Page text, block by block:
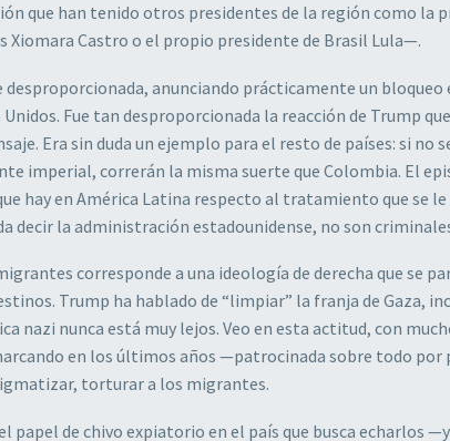
que han tenido otros presidentes de la región como la
Xiomara Castro o el propio presidente de Brasil Lula—.
anunciando prácticamente un bloqueo
Fue tan desproporcionada la reacción de Trump
Era sin duda un ejemplo para el resto de países: si no
imperial, correrán la misma suerte que Colombia. El
hay en América Latina respecto al tratamiento que se le
decir la administración estadounidense, no son
corresponde a una ideología de derecha que se
Trump ha hablado de “limpiar” la franja de Gaza,
nazi nunca está muy lejos. Veo en esta actitud, con
en los últimos años —patrocinada sobre todo por
torturar a los migrantes.
de chivo expiatorio en el país que busca echarlos